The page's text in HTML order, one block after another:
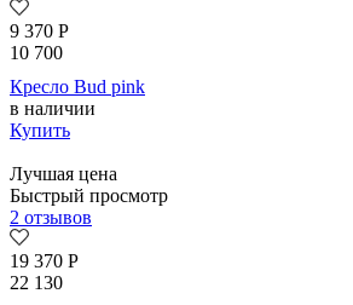
9 370 Р
10 700
Кресло Bud pink
в наличии
Купить
Лучшая цена
Быстрый просмотр
2 отзывов
19 370 Р
22 130